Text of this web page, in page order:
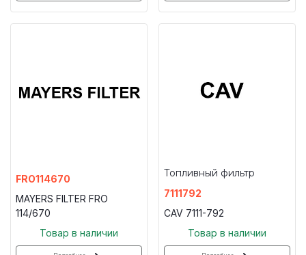
FRO114670
MAYERS FILTER FRO
114/670
Товар в наличии
Топливный фильтр
7111792
CAV 7111-792
Товар в наличии